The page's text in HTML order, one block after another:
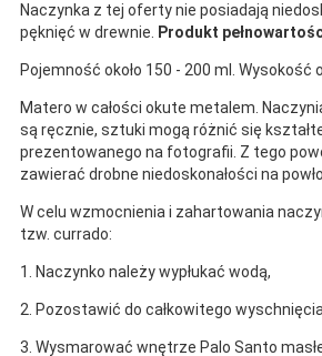
Naczynka z tej oferty nie posiadają
pęknięć w drewnie. Produkt
Pojemność około 150 - 200 ml. Wysokość
Matero w całości okute metalem.
są ręcznie, sztuki mogą różnić się
prezentowanego na fotografii. Z tego
zawierać drobne niedoskonałości na
W celu wzmocnienia i zahartowania
tzw. currado:
1. Naczynko należy wypłukać wodą,
2. Pozostawić do całkowitego
3. Wysmarować wnętrze Palo Santo